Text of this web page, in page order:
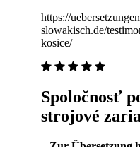
https://
slowakisch.de/
kosice/
Spoločnosť
strojové